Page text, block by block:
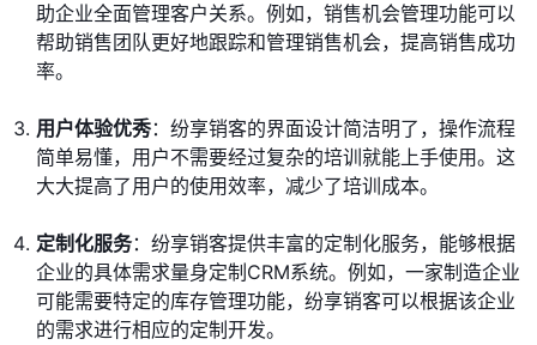
助企业全面管理客户关系。例如，销售机会管理功能可以
帮助销售团队更好地跟踪和管理销售机会，提高销售成功
率。
用户体验优秀：纷享销客的界面设计简洁明了，操作流程
简单易懂，用户不需要经过复杂的培训就能上手使用。这
大大提高了用户的使用效率，减少了培训成本。
定制化服务：纷享销客提供丰富的定制化服务，能够根据
企业的具体需求量身定制CRM系统。例如，一家制造企业
可能需要特定的库存管理功能，纷享销客可以根据该企业
的需求进行相应的定制开发。